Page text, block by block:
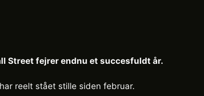
Street fejrer endnu et succesfuldt år.
reelt stået stille siden februar.